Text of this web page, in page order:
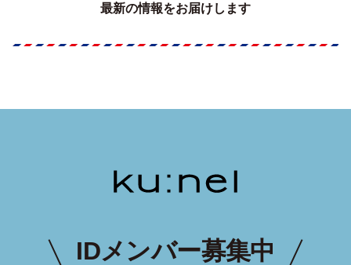
最新の情報をお届けします
IDメンバー募集中